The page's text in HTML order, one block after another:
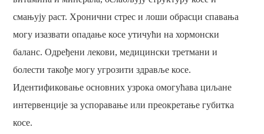
смањују раст. Хронични стрес и лоши обрасци спавања
могу изазвати опадање косе утичући на хормонски
баланс. Одређени лекови, медицински третмани и
болести такође могу угрозити здравље косе.
Идентификовање основних узрока омогућава циљане
интервенције за успоравање или преокретање губитка
косе.